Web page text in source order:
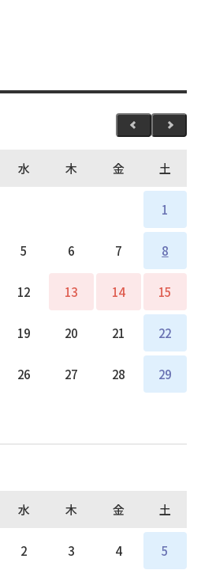
水 木 金 土
1
5 6 7 8
12 13 14 15
19 20 21 22
26 27 28 29
水 木 金 土
2 3 4 5